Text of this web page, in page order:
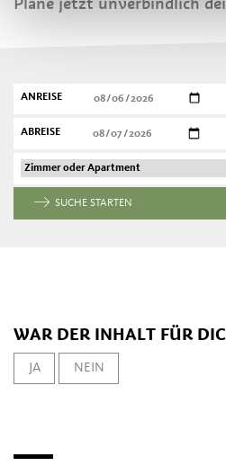
ANREISE
ABREISE
SUCHE STARTEN
WAR DER INHALT FÜR
JA NEIN